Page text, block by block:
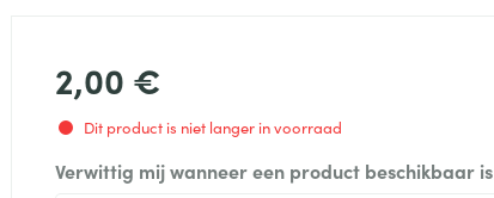
2,00 €
Dit product is niet langer in voorraad
Verwittig mij wanneer een product beschikbaar is